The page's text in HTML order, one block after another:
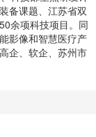
备课题、江苏省双
50余项科技项目。同
影像和智慧医疗产
企、软企、苏州市